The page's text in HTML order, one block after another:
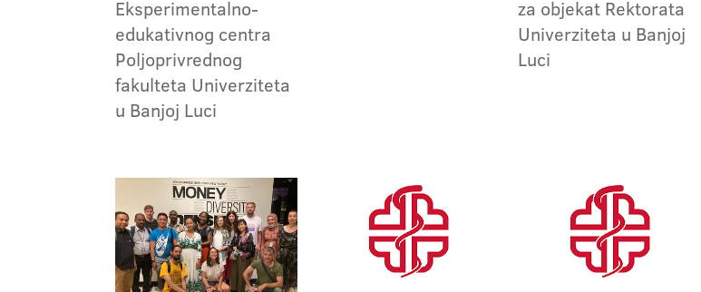
Eksperimentalno-
edukativnog centra
Poljoprivrednog
fakulteta Univerziteta
u Banjoj Luci
za objekat Rektorata
Univerziteta u Banjoj
Luci